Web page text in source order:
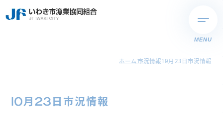
MENU
ホーム 市況情報10月23日市況情報
10月23日市況情報